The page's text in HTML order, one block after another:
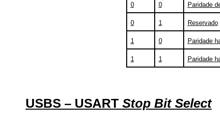
0 0 Paridade
0 1 Reservado
1 0 Paridade
1 1 Paridade
USBS – USART Stop Bit Select